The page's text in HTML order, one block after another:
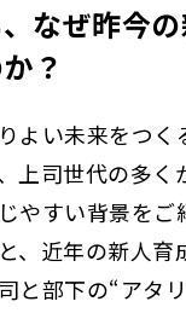
なぜ昨今
？
よい未来をつく
上司世代の多く
やすい背景をご
、近年の新人育
と部下の“アタ